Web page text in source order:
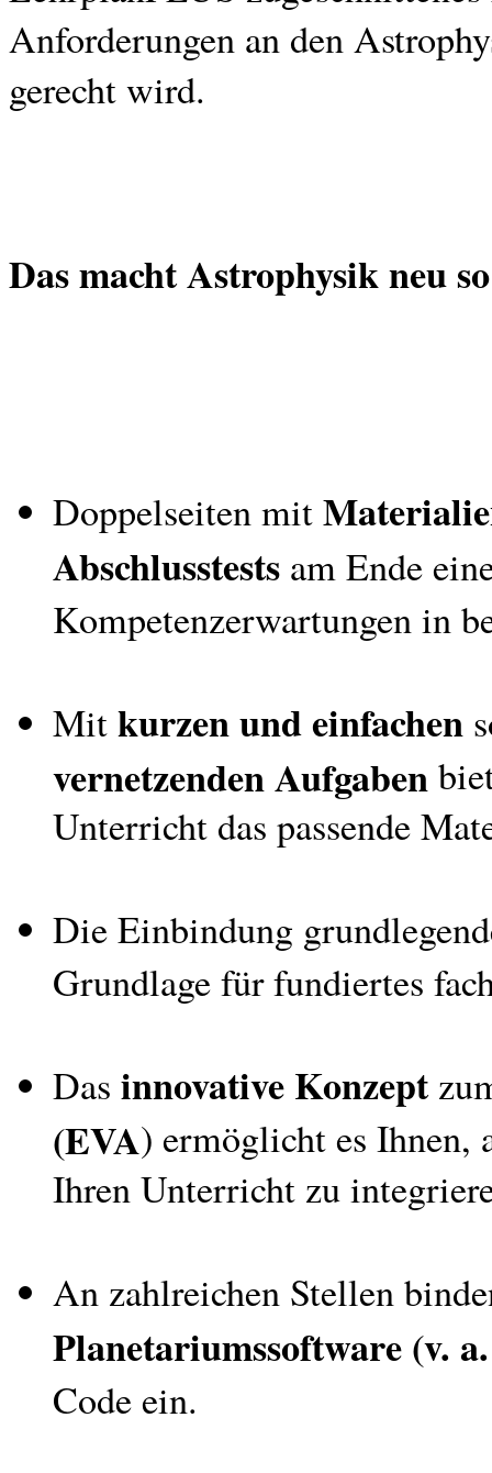
Anforderungen an den
gerecht wird.
Das macht Astrophysik neu
Doppelseiten mit
Abschlusstests am Ende
Kompetenzerwartungen in
Mitkurzen und einfachen
vernetzenden Aufgaben
Unterricht das passende
Die Einbindung
Grundlage für fundiertes
Das innovative Konzept
(EVA) ermöglicht es Ihnen,
Ihren Unterricht zu
An zahlreichen Stellen
Planetariumssoftware (v.
Code ein.